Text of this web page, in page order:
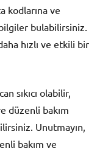
kodlarına ve
bilgiler bulabilirsiniz.
hızlı ve etkili bir
sıkıcı olabilir,
düzenli bakım
Unutmayın,
bakım ve